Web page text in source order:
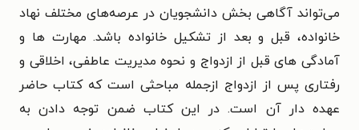
می‌تواند آگاهی بخش دانشجویان در عرصه‌های مختلف نهاد
خانواده، قبل و بعد از تشکیل خانواده باشد. مهارت ها و
آمادگی های قبل از ازدواج و نحوه مدیریت عاطفی، اخلاقی و
رفتاری پس از ازدواج ازجمله مباحثی است که کتاب حاضر
عهده دار آن است. در این کتاب ضمن توجه دادن به